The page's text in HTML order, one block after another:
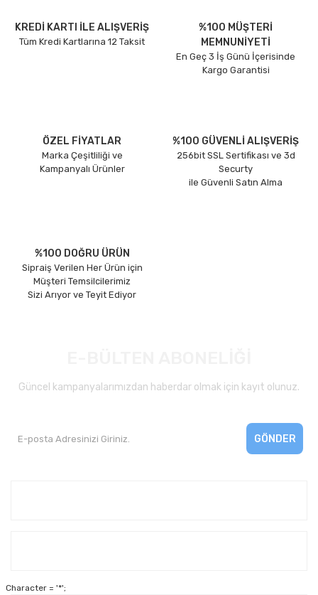
KREDİ KARTI İLE ALIŞVERİŞ
Tüm Kredi Kartlarına 12 Taksit
%100 MÜŞTERİ
MEMNUNİYETİ
En Geç 3 İş Günü İçerisinde
Kargo Garantisi
ÖZEL FİYATLAR
Marka Çeşitliliği ve
Kampanyalı Ürünler
%100 GÜVENLİ ALIŞVERİŞ
256bit SSL Sertifikası ve 3d
Securty
ile Güvenli Satın Alma
%100 DOĞRU ÜRÜN
Sipraiş Verilen Her Ürün için
Müşteri Temsilcilerimiz
Sizi Arıyor ve Teyit Ediyor
Güncel kampanyalarımızdan haberdar olmak için kayıt olunuz.
GÖNDER
Character = '*';